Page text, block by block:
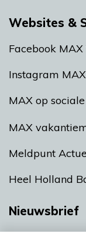
Websites &
Facebook
Instagram
MAX op
MAX
Meldpunt
Heel Holland
Nieuwsbrief